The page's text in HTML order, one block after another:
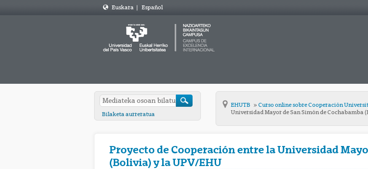
Euskara | Español
Bilaketa aurreratua
EHUTB Curso online sobre Cooperación
Universidad Mayor de San Simón de Cochabamba
Proyecto de Cooperación entre la Universidad
(Bolivia) y la UPV/EHU